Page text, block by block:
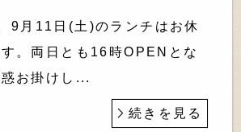
9月11日(土)のランチはお休
。両日とも16時OPENとな
お掛けし...
続きを見る